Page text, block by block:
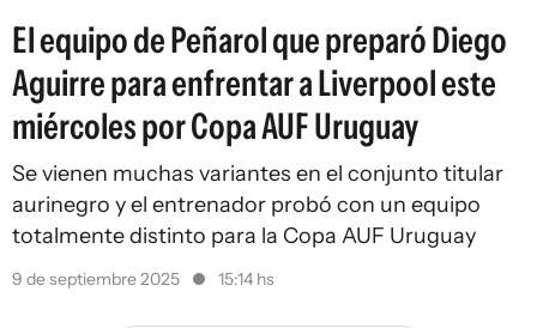
El equipo de Peñarol que preparó Diego
Aguirre para enfrentar a Liverpool este
miércoles por Copa AUF Uruguay
Se vienen muchas variantes en el conjunto titular
aurinegro y el entrenador probó con un equipo
totalmente distinto para la Copa AUF Uruguay
9 de septiembre 2025 15:14 hs